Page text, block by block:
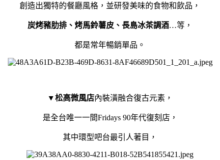
創造出獨特的餐廳風格，並研發美味的食物和飲品，
炭烤豬肋排、烤馬鈴薯皮、長島冰茶調酒…等，
都是常年暢銷單品。
▼松高微風店內裝潢融合復古元素，
是全台唯一一間Fridays 90年代復刻店，
其中環型吧台最引人著目，